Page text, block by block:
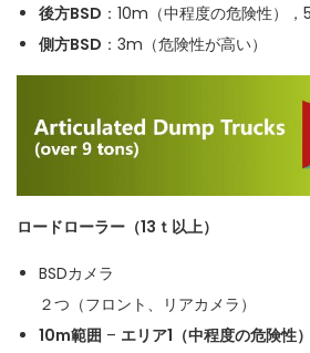
後方BSD ：10m（中程度の危険性），
側方BSD ：3m（危険性が高い）
ロードローラー（13ｔ以上）
BSDカメラ
２つ（フロント、リアカメラ）
10m範囲 – エリア1（中程度の危険性）